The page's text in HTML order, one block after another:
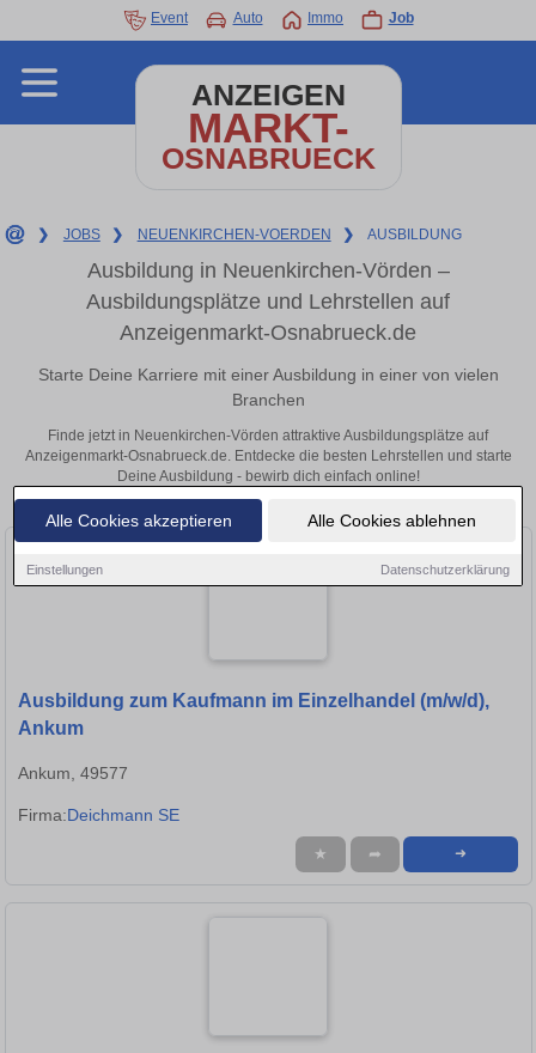
Alle Cookies akzeptieren Alle Cookies ablehnen
Einstellungen Datenschutzerklärung
Event Auto Immo Job
ANZEIGEN
MARKT-
OSNABRUECK
❯ JOBS ❯ NEUENKIRCHEN-VOERDEN ❯ AUSBILDUNG
Ausbildung in Neuenkirchen-Vörden –
Ausbildungsplätze und Lehrstellen auf
Anzeigenmarkt-Osnabrueck.de
Starte Deine Karriere mit einer Ausbildung in einer von vielen
Branchen
Finde jetzt in Neuenkirchen-Vörden attraktive Ausbildungsplätze auf
Anzeigenmarkt-Osnabrueck.de. Entdecke die besten Lehrstellen und starte
Deine Ausbildung - bewirb dich einfach online!
Ausbildung zum Kaufmann im Einzelhandel (m/w/d),
Ankum
Ankum, 49577
Firma:Deichmann SE
★ ➦ ➜